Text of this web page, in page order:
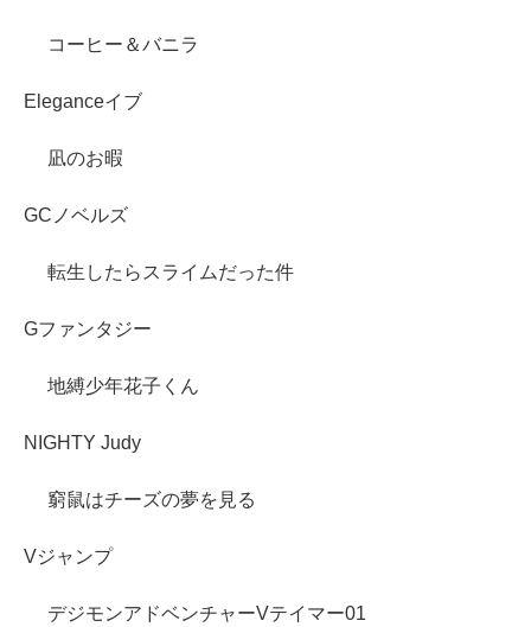
コーヒー＆バニラ
Eleganceイブ
凪のお暇
GCノベルズ
転生したらスライムだった件
Gファンタジー
地縛少年花子くん
NIGHTY Judy
窮鼠はチーズの夢を見る
Vジャンプ
デジモンアドベンチャーVテイマー01